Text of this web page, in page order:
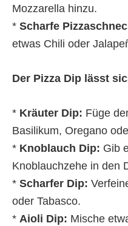
Mozzarella hinzu.
* Scharfe
etwas Chili oder
Der Pizza Dip lässt
* Kräuter Dip: Füge
Basilikum, Oregano
* Knoblauch Dip: Gib
Knoblauchzehe in den
* Scharfer Dip:
oder Tabasco.
* Aioli Dip: Mische